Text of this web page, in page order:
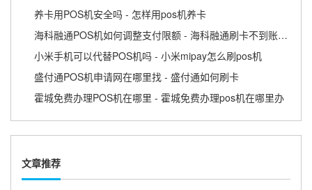
养卡用POS机安全吗 - 怎样用pos机养卡
海科融通POS机如何调整支付限额 - 海科融通刷卡不到账怎么办
小米手机可以代替POS机吗 - 小米mipay怎么刷pos机
盛付通POS机申请网在哪里找 - 盛付通如何刷卡
霍城免费办理POS机在哪里 - 霍城免费办理pos机在哪里办
文章推荐